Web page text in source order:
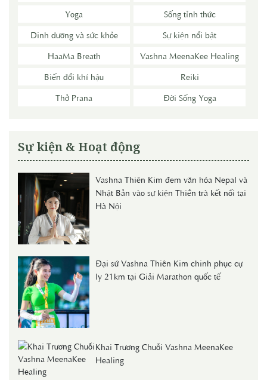
Yoga
Sống tỉnh thức
Dinh dưỡng và sức khỏe
Sự kiện nổi bật
HaaMa Breath
Vashna MeenaKee Healing
Biến đổi khí hậu
Reiki
Thở Prana
Đời Sống Yoga
Sự kiện & Hoạt động
Vashna Thiên Kim đem văn hóa Nepal và
Nhật Bản vào sự kiện Thiền trà kết nối tại
Hà Nội
Đại sứ Vashna Thiên Kim chinh phục cự
ly 21km tại Giải Marathon quốc tế
Khai Trương Chuỗi Vashna MeenaKee
Healing